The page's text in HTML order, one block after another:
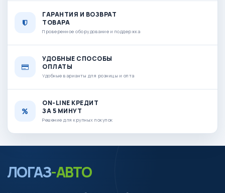
ГАРАНТИЯ И ВОЗВРАТ
ТОВАРА
Проверенное оборудование и поддержка
УДОБНЫЕ СПОСОБЫ
ОПЛАТЫ
Удобные варианты для розницы и опта
ON-LINE КРЕДИТ
ЗА 5 МИНУТ
Решение для крупных покупок
ЛОГАЗ-АВТО